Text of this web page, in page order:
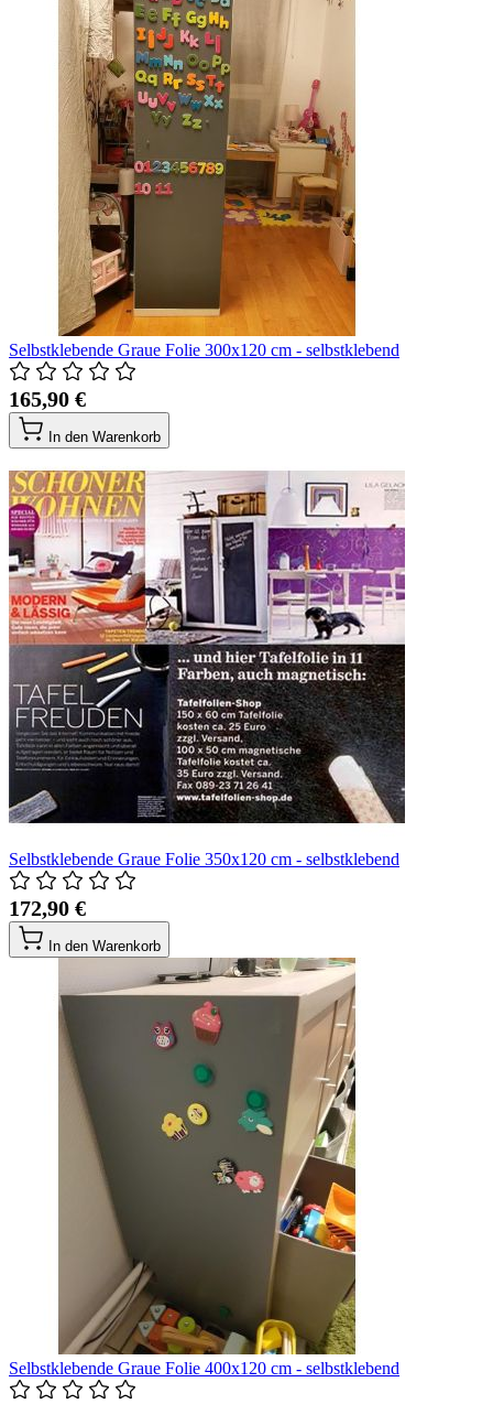
Selbstklebende Graue Folie 300x120 cm - selbstklebend
165,90 €
In den Warenkorb
Selbstklebende Graue Folie 350x120 cm - selbstklebend
172,90 €
In den Warenkorb
Selbstklebende Graue Folie 400x120 cm - selbstklebend